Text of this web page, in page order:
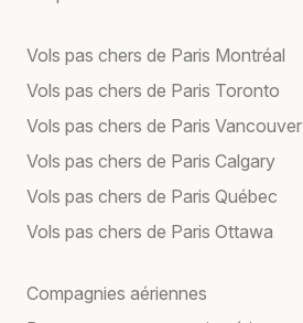
Vols pas chers de Paris Montréal
Vols pas chers de Paris Toronto
Vols pas chers de Paris Vancouver
Vols pas chers de Paris Calgary
Vols pas chers de Paris Québec
Vols pas chers de Paris Ottawa
Compagnies aériennes